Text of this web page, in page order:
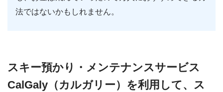
法ではないかもしれません。
スキー預かり・メンテナンスサービス
CalGaly（カルガリー）を利用して、ス